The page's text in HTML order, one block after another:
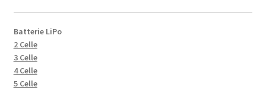
Batterie LiPo
2 Celle
3 Celle
4 Celle
5 Celle